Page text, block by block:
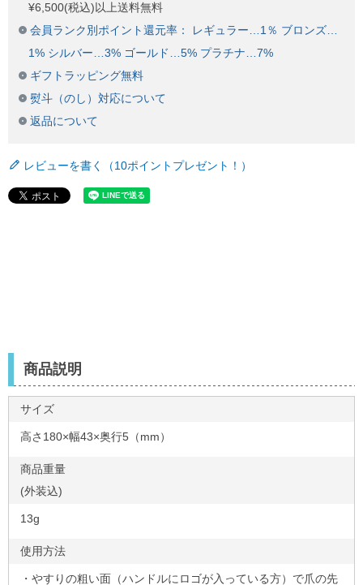
¥6,500(税込)以上送料無料
会員ランク別ポイント還元率： レギュラー…1％ ブロンズ…
1% シルバー…3% ゴールド…5% プラチナ…7%
ギフトラッピング無料
熨斗（のし）対応について
返品について
レビューを書く（10ポイントプレゼント！）
商品説明
サイズ
高さ180×幅43×奥行5（mm）
商品重量
(外装込)
13g
使用方法
・やすりの粗い面（ハンドルにロゴが入っている方）で爪の先